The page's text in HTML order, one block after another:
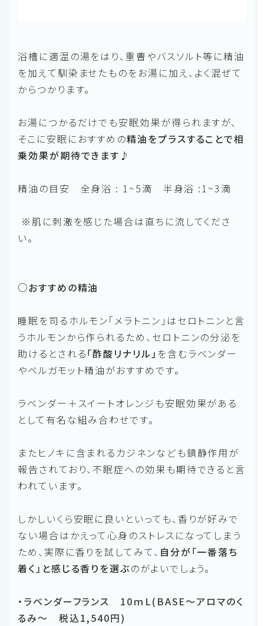
浴槽に適温の湯をはり、重曹やバスソルト等に精油
を加えて馴染ませたものをお湯に加え、よく混ぜて
からつかります。
お湯につかるだけでも安眠効果が得られますが、
そこに安眠におすすめの精油をプラスすることで相
乗効果が期待できます♪
精油の目安 全身浴 : 1~5滴 半身浴 :1~3滴
※肌に刺激を感じた場合は直ちに流してくださ
い。
○おすすめの精油
睡眠を司るホルモン「メラトニン」はセロトニンと言
うホルモンから作られるため、セロトニンの分泌を
助けるとされる「酢酸リナリル」 を含むラベンダー
やベルガモット精油がおすすめです。
ラベンダー＋スイートオレンジも安眠効果がある
として有名な組み合わせです。
またヒノキに含まれるカジネンなども鎮静作用が
報告されており、不眠症への効果も期待できると言
われています。
しかしいくら安眠に良いといっても、香りが好みで
ない場合はかえって心身のストレスになってしまう
ため、実際に香りを試してみて、 自分が「一番落ち
着く」と感じる香りを選ぶのがよいでしょう。
・ ラベンダーフランス 10ｍL(BASE～アロマのく
るみ～ 税込1,540円)